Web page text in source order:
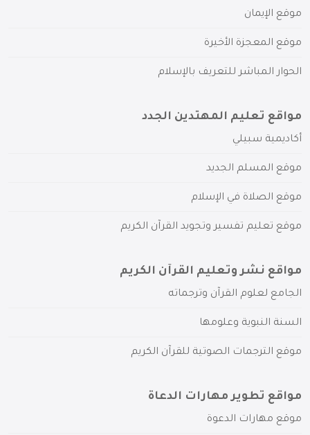
موقع الإيمان
موقع المعجزة الأخيرة
الحوار المباشر للتعريف بالإسلام
مواقع تعليم المهتدين الجدد
أكاديمية سبيلي
موقع المسلم الجديد
موقع الصلاة في الإسلام
موقع تعليم تفسير وتجويد القرآن الكريم
مواقع نشر وتعليم القرآن الكريم
الجامع لعلوم القرآن وترجماته
السنة النبوية وعلومها
موقع الترجمات الصوتية للقرآن الكريم
مواقع تطوير مهارات الدعاة
موقع مهارات الدعوة